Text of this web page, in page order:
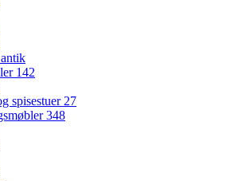
142
spisestuer27
348